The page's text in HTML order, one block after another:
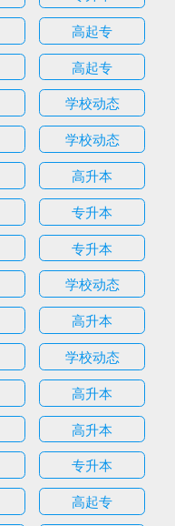
高起专
高起专
学校动态
学校动态
高升本
专升本
专升本
学校动态
高升本
学校动态
高升本
高升本
专升本
高起专